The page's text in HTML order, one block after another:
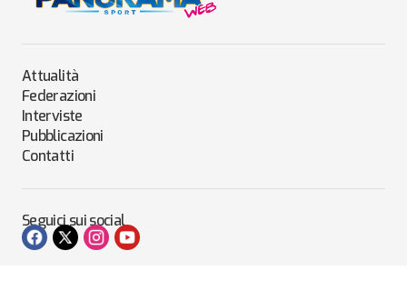
Attualità
Federazioni
Interviste
Pubblicazioni
Contatti
Seguici sui social